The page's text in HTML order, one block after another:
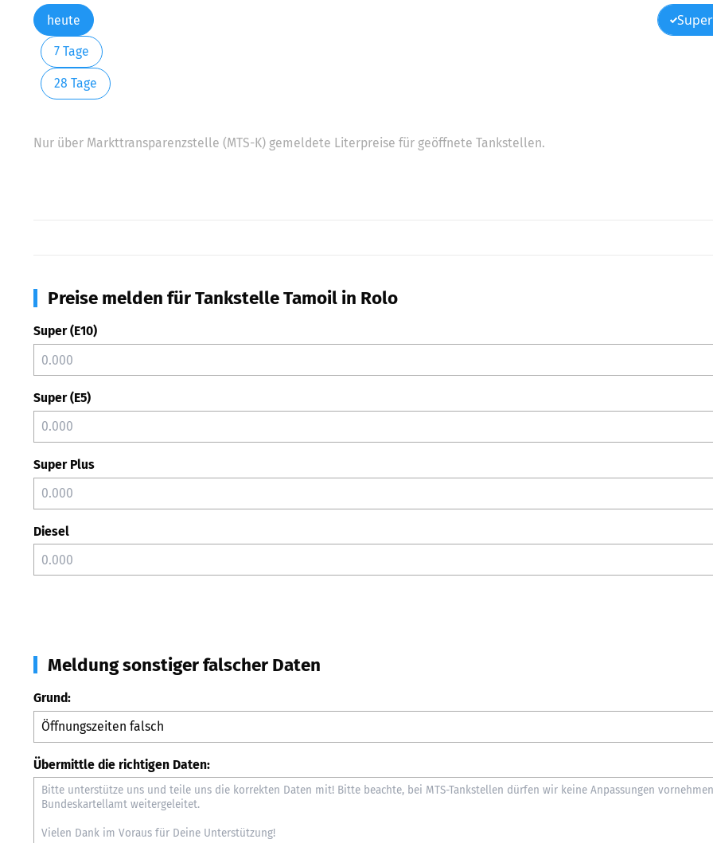
heute
7 Tage
28 Tage
Nur über Markttransparenzstelle (MTS-K) gemeldete Literpreise für geöffnete Tankstellen.
Preise melden für Tankstelle Tamoil in Rolo
Super (E10)
Super (E5)
Super Plus
Diesel
Meldung sonstiger falscher Daten
Grund:
Übermittle die richtigen Daten: